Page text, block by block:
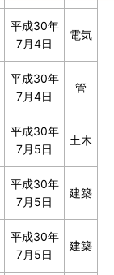
平成30年
7月4日
電気
平成30年
7月4日
管
平成30年
7月5日
土木
平成30年
7月5日
建築
平成30年
7月5日
建築